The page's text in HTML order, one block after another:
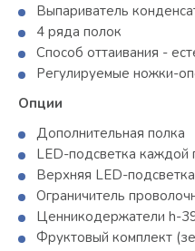
Выпариватель
4 ряда полок
Способ оттаивания -
Регулируемые ножки-
Опции
Дополнительная полка
LED-подсветка каждой
Верхняя LED-
Ограничитель
Ценникодержатели h-
Фруктовый комплект